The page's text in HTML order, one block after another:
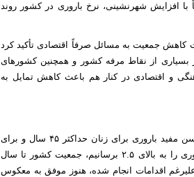
با افزایش شهرنشینی، نرخ باروری در کشور روند
تقلیل علت کاهش جمعیت به مسائل صرفاً اقتصادی تأکید کرد
از نقاط مرفه کشور و همچنین کشورهای
و اقتصادی در کنار هم باعث کاهش تمایل به
‌معاون بهداشت محدودیت زمانی برای اصلاح ساختار جمعیت را جدی دانست و گفت: سن مفید باروری برای زنان حداکثر ۴۵ سال و برای
مردان ۵۵ سال در نظر گرفته می‌شود. در خوش‌بینانه‌ترین سناریو، اگر بتوانیم نرخ باروری را به بالای ۲.۵ برسانیم، جمعیت کشور تا سال
که علیرغم اقدامات انجام شده، هنوز موفق به معکوس